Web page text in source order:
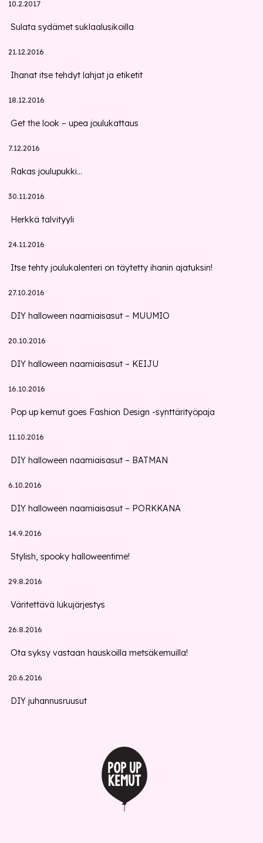
10.2.2017
Sulata sydämet suklaalusikoilla
21.12.2016
Ihanat itse tehdyt lahjat ja etiketit
18.12.2016
Get the look – upea joulukattaus
7.12.2016
Rakas joulupukki...
30.11.2016
Herkkä talvityyli
24.11.2016
Itse tehty joulukalenteri on täytetty ihanin ajatuksin!
27.10.2016
DIY halloween naamiaisasut – MUUMIO
20.10.2016
DIY halloween naamiaisasut – KEIJU
16.10.2016
Pop up kemut goes Fashion Design -synttärityöpaja
11.10.2016
DIY halloween naamiaisasut – BATMAN
6.10.2016
DIY halloween naamiaisasut – PORKKANA
14.9.2016
Stylish, spooky halloweentime!
29.8.2016
Väritettävä lukujärjestys
26.8.2016
Ota syksy vastaan hauskoilla metsäkemuilla!
20.6.2016
DIY juhannusruusut